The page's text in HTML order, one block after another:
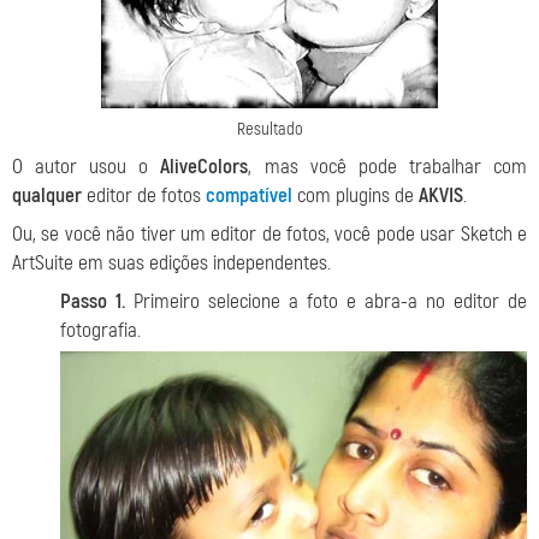
Resultado
O autor usou oAliveColors, mas você pode trabalhar com
qualquer editor de fotoscompatível com plugins de AKVIS.
Ou, se você não tiver um editor de fotos, você pode usar Sketch e
ArtSuite em suas edições independentes.
Passo 1. Primeiro selecione a foto e abra-a no editor de
fotografia.